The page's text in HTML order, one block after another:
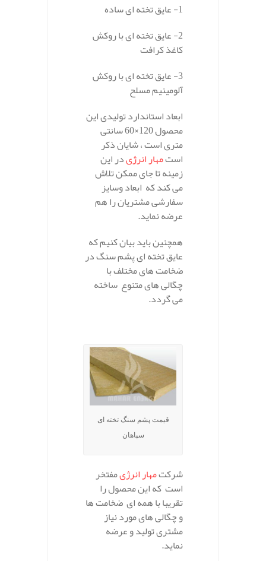
1- عایق تخته ای ساده
2- عایق تخته ای با روکش
کاغذ کرافت
3- عایق تخته ای با روکش
آلومینیم مسلح
ابعاد استاندارد تولیدی این
محصول 120×60 سانتی
متری است ، شایان ذکر
استمهار انرژیدر این
زمینه تا جای ممکن تلاش
می کند که ابعاد وسایز
سفارشی مشتریان را هم
عرضه نماید.
همچنین باید بیان کنیم که
عایق تخته ای پشم سنگ در
ضخامت های مختلف با
چگالی های متنوع ساخته
می گردد.
قیمت پشم سنگ تخته ای
سپاهان
شرکتمهار انرژیمفتخر
است که این محصول را
تقریبا با همه ای ضخامت ها
و چگالی های مورد نیاز
مشتری تولید و عرضه
نماید.